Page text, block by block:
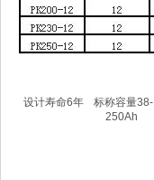
设计寿命6年
标称容量38-
250Ah